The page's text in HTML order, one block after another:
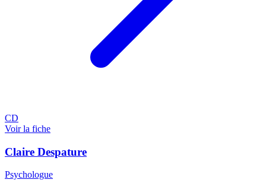
CD
Voir la fiche
Claire Despature
Psychologue